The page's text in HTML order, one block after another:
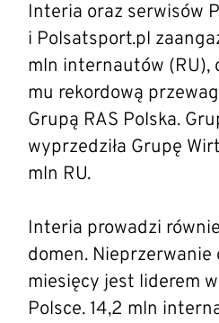
Interia oraz serwisów
i Polsatsport.pl
mln internautów (RU),
mu rekordową
Grupą RAS Polska.
wyprzedziła Grupę
mln RU.
Interia prowadzi
domen. Nieprzerwanie
miesięcy jest liderem
Polsce. 14,2 mln